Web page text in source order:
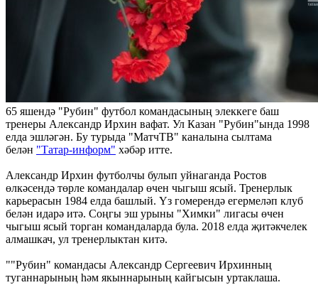
65 яшендә "Рубин" футбол командасының элеккеге баш
тренеры Александр Ирхин вафат. Ул Казан "Рубин"ында 1998
елда эшләгән. Бу турыда "МатчТВ" каналына сылтама
белән "Татар-информ" хәбәр итте.
Александр Ирхин футболчы булып уйнаганда Ростов
өлкәсендә төрле командалар өчен чыгыш ясый. Тренерлык
карьерасын 1984 елда башлый. Үз гомерендә егермеләп клуб
белән идарә итә. Соңгы эш урыны "Химки" лигасы өчен
чыгыш ясый торган командаларда була. 2018 елда җитәкчелек
алмашкач, ул тренерлыктан китә.
""Рубин" командасы Александр Сергеевич Ирхинның
туганнарының һәм якыннарының кайгысын уртаклаша.